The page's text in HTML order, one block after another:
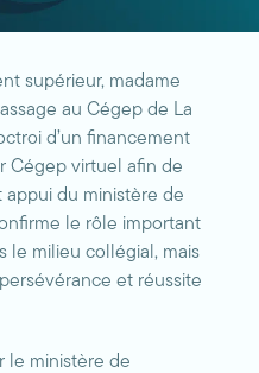
supérieur, madame
au Cégep de La
d’un financement
Cégep virtuel afin de
appui du ministère de
le rôle important
le milieu collégial, mais
et réussite
le ministère de